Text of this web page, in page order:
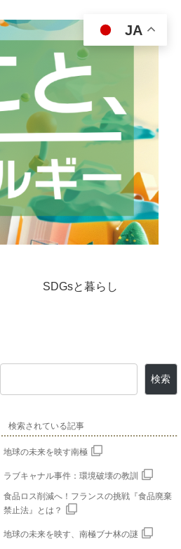
SDGsと暮らし
検索
検索されている記事
地球の未来を映す南極
ラブキャナル事件：環境破壊の教訓
食品ロス削減へ！フランスの挑戦『食品廃棄
禁止法』とは？
地球の未来を映す、南極ブナ林の謎
JA